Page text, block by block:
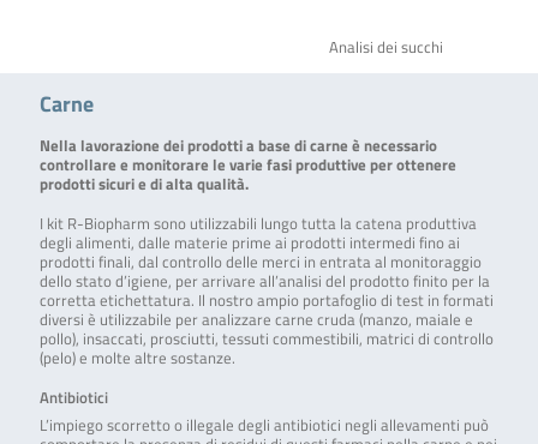
Analisi dei succhi
Carne
Nella lavorazione dei prodotti a base di carne è necessario
controllare e monitorare le varie fasi produttive per ottenere
prodotti sicuri e di alta qualità.
I kit R-Biopharm sono utilizzabili lungo tutta la catena produttiva
degli alimenti, dalle materie prime ai prodotti intermedi fino ai
prodotti finali, dal controllo delle merci in entrata al monitoraggio
dello stato d’igiene, per arrivare all’analisi del prodotto finito per la
corretta etichettatura. Il nostro ampio portafoglio di test in formati
diversi è utilizzabile per analizzare carne cruda (manzo, maiale e
pollo), insaccati, prosciutti, tessuti commestibili, matrici di controllo
(pelo) e molte altre sostanze.
Antibiotici
L’impiego scorretto o illegale degli antibiotici negli allevamenti può